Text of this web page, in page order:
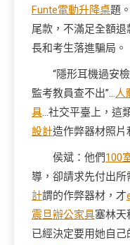
Funte電動升降桌題
尾款，不滿足全額退
長和考生落進騙局。
“隱形耳機過安
監考教員查不出”…人
具…社交平臺上，這
設計造作弊器材照片
侯斌：他們100
導，卻請求先付出
計謂的作弊器材，才
震旦辦公家具塞林天
已經決定要用她自